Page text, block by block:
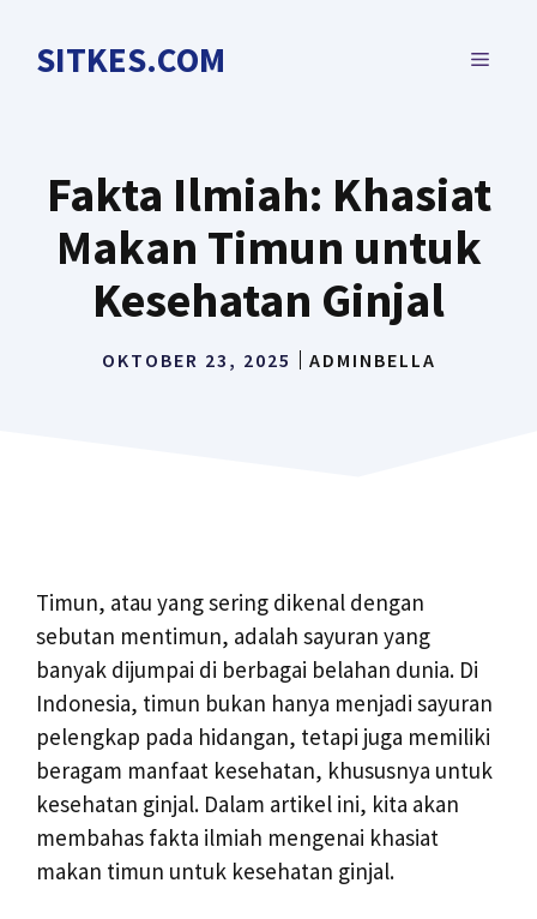
SITKES.COM MENU
Fakta Ilmiah: Khasiat
Makan Timun untuk
Kesehatan Ginjal
OKTOBER 23, 2025 ADMINBELLA
Timun, atau yang sering dikenal dengan
sebutan mentimun, adalah sayuran yang
banyak dijumpai di berbagai belahan dunia. Di
Indonesia, timun bukan hanya menjadi sayuran
pelengkap pada hidangan, tetapi juga memiliki
beragam manfaat kesehatan, khususnya untuk
kesehatan ginjal. Dalam artikel ini, kita akan
membahas fakta ilmiah mengenai khasiat
makan timun untuk kesehatan ginjal.